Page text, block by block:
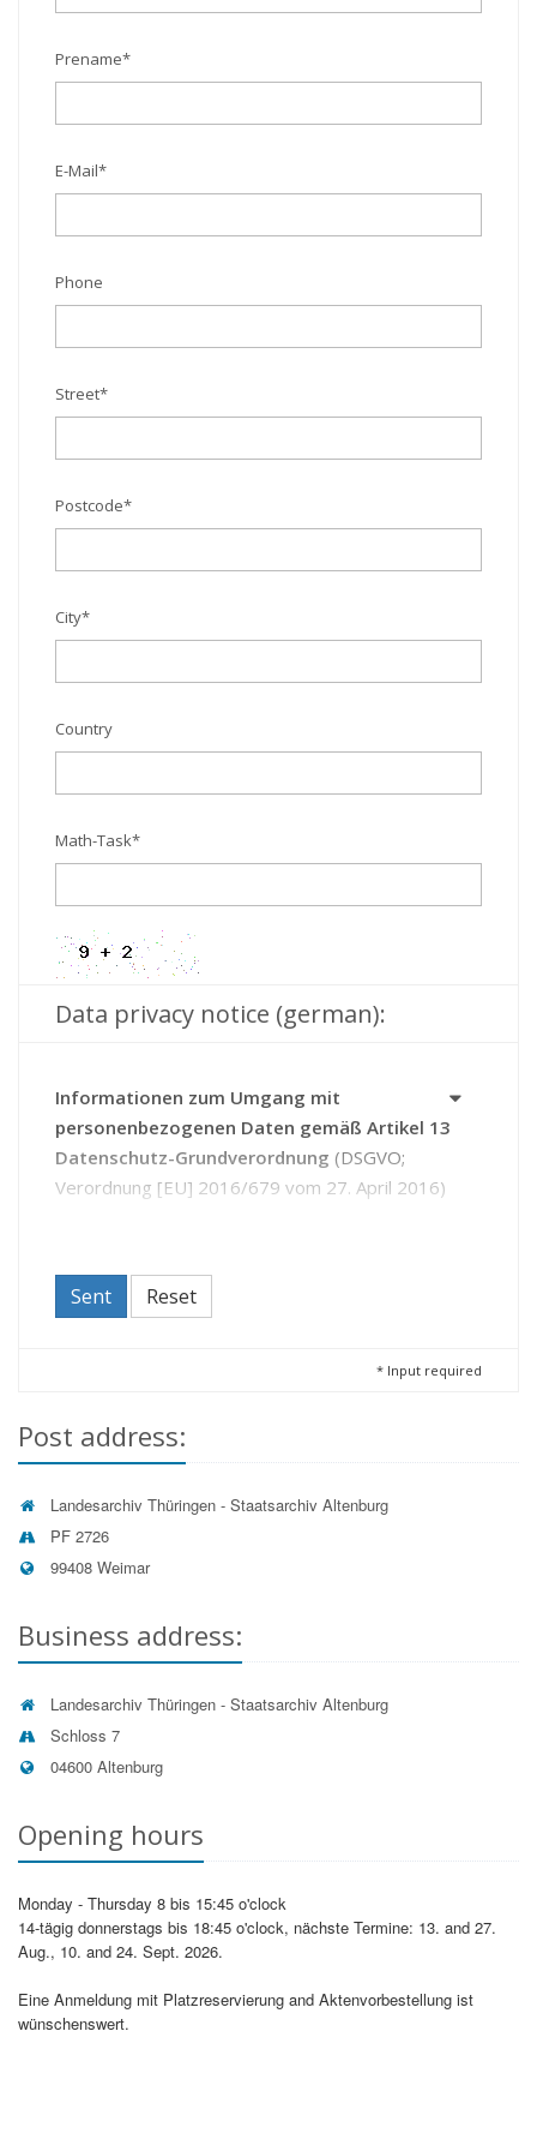
Prename*
E-Mail*
Phone
Street*
Postcode*
City*
Country
Math-Task*
Data privacy notice (german):
Informationen zum Umgang mit
personenbezogenen Daten gemäß Artikel 13
Datenschutz-Grundverordnung (DSGVO;
Verordnung [EU] 2016/679 vom 27. April 2016)
Mit dem Antrag auf Benutzungsgenehmigung und / oder
durch die Kontaktaufnahme mit dem Landesarchiv
Ihre Einwilligung zur Verarbeitung Ihrer Daten
beim Landesarchiv Thüringen Auskunft zu den über
Sie gespeicherten Daten zu beantragen sowie bei
unzulässiger Speicherung die Löschung der Daten
auf Einschränkung der Verarbeitung (Artikel 18
DSGVO);
auf Datenübertragbarkeit (Artikel 20 DSGVO);
sich ggf. beim Thüringer Landesbeauftragten für
den Datenschutz und die Informationsfreiheit zu
beschweren (Artikel 13 Absatz 2 Buchstabe d
DSGVO).
Datenverarbeiter
Landesarchiv Thüringen
Stv. Leiter: Lutz Schilling
Postanschrift: Landesarchiv Thüringen, Postfach 27 26,
Tel.+49 (361) 57-3421101, E-Mail:
poststelle@la.thueringen.de
Sent Reset
* Input required
Post address:
Landesarchiv Thüringen - Staatsarchiv Altenburg
PF 2726
99408 Weimar
Business address:
Landesarchiv Thüringen - Staatsarchiv Altenburg
Schloss 7
04600 Altenburg
Opening hours
Monday - Thursday 8 bis 15:45 o'clock
14-tägig donnerstags bis 18:45 o'clock, nächste Termine: 13. and 27.
Aug., 10. and 24. Sept. 2026.
Eine Anmeldung mit Platzreservierung and Aktenvorbestellung ist
wünschenswert.